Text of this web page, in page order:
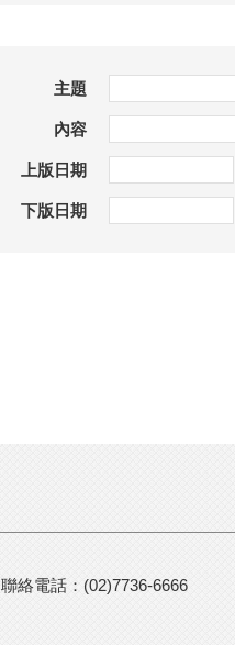
主題
內容
上版日期
下版日期
聯絡電話：(02)7736-6666